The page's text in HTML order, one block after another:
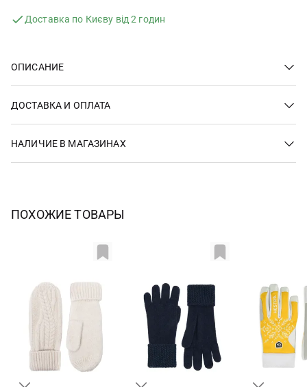
Доставка по Києву від 2 годин
ОПИСАНИЕ
ДОСТАВКА И ОПЛАТА
НАЛИЧИЕ В МАГАЗИНАХ
ПОХОЖИЕ ТОВАРЫ